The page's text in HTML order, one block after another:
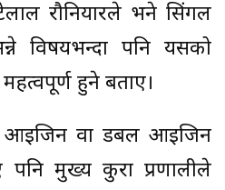
रौनियारले भने सिंगल
विषयभन्दा पनि यसको
महत्वपूर्ण हुने बताए।
आइजिन वा डबल आइजिन
मुख्य कुरा प्रणालीले